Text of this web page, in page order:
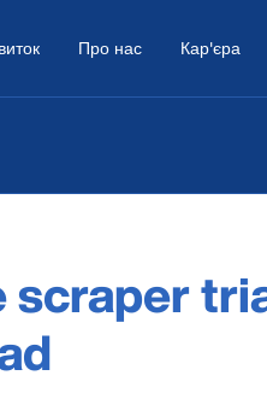
Про нас Кар'єра
scraper